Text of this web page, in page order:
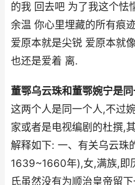
的我 回去吧 为了我这个怯
余温 你心里埋藏的所有痕
爱原本就是尖锐 爱原本就
也还是爱着 离.
董鄂乌云珠和董鄂婉宁是
这两个人是同一个人,不过
家或者是电视编剧的杜撰,
解释如下: 一、有关乌云珠
1639~1660年),女,满族,即
氏虽然没有为顺治皇帝留